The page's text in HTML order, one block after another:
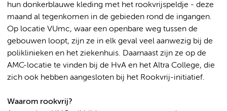
hun donkerblauwe kleding met het rookvrijspeldje - deze
maand al tegenkomen in de gebieden rond de ingangen.
Op locatie VUmc, waar een openbare weg tussen de
gebouwen loopt, zijn ze in elk geval veel aanwezig bij de
poliklinieken en het ziekenhuis. Daarnaast zijn ze op de
AMC-locatie te vinden bij de HvA en het Altra College, die
zich ook hebben aangesloten bij het Rookvrij-initiatief.
Waarom rookvrij?